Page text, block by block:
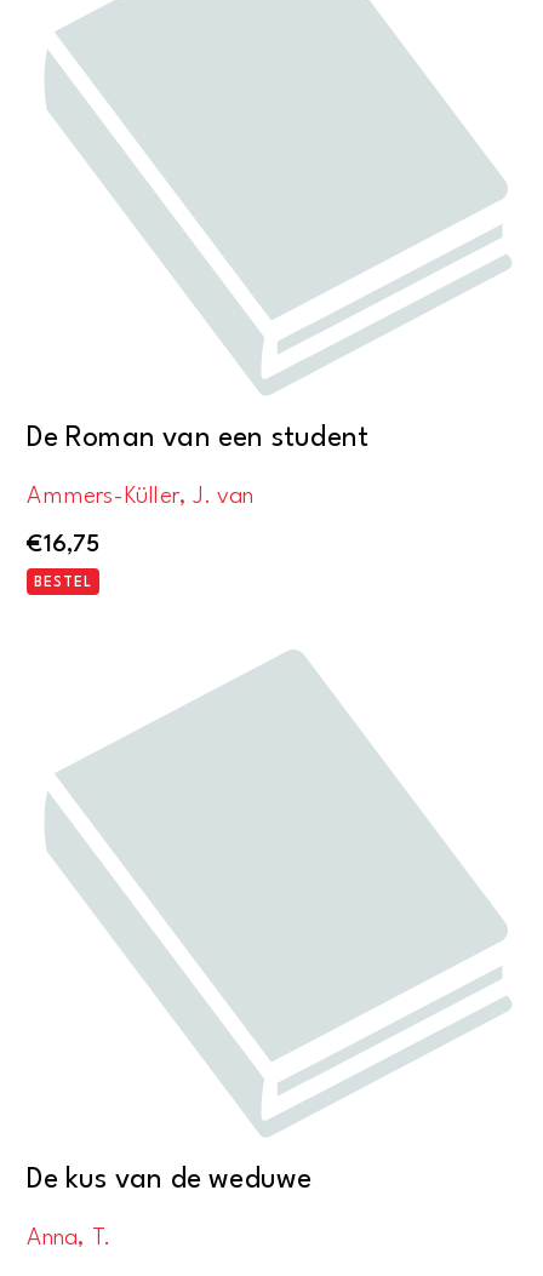
De Roman van een student
Ammers-Küller, J. van
€16,75
BESTEL
De kus van de weduwe
Anna, T.